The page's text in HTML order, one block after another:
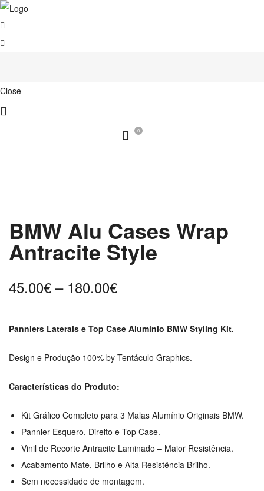
Close
0
BMW Alu Cases Wrap
Antracite Style
45.00€ – 180.00€Price
45.00€
180.00€
Panniers Laterais e Top Case Alumínio BMW Styling Kit.
Design e Produção 100% by Tentáculo Graphics.
Características do Produto:
Kit Gráfico Completo para 3 Malas Alumínio Originais BMW.
Pannier Esquero, Direito e Top Case.
Vinil de Recorte Antracite Laminado – Maior Resistência.
Acabamento Mate, Brilho e Alta Resistência Brilho.
Sem necessidade de montagem.